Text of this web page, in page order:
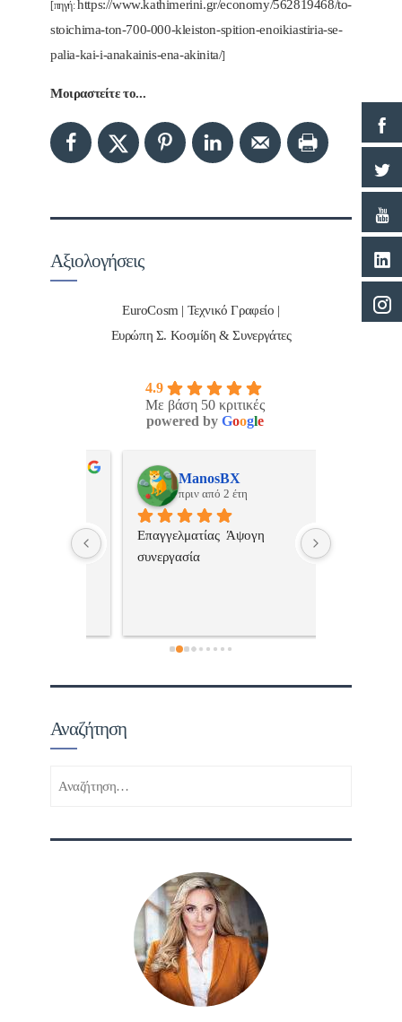
[πηγή:https://www.kathimerini.gr/economy/562819468/to-
stoichima-ton-700-000-kleiston-spition-enoikiastiria-se-
palia-kai-i-anakainis-ena-akinita/]
Μοιραστείτε το...
Αξιολογήσεις
EuroCosm | Τεχνικό Γραφείο |
Ευρώπη Σ. Κοσμίδη & Συνεργάτες
4.9
Με βάση 50 κριτικές
powered by Google
ManosBX
πριν από 2 έτη
Επαγγελματίας  Άψογη
συνεργασία
Αναζήτηση